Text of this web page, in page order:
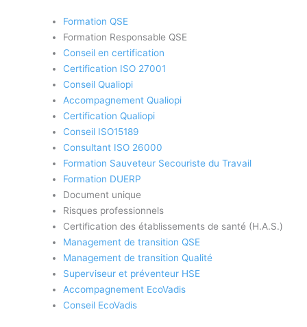
Formation QSE
Formation Responsable QSE
Conseil en certification
Certification ISO 27001
Conseil Qualiopi
Accompagnement Qualiopi
Certification Qualiopi
Conseil ISO15189
Consultant ISO 26000
Formation Sauveteur Secouriste du Travail
Formation DUERP
Document unique
Risques professionnels
Certification des établissements de santé (H.A.S.)
Management de transition QSE
Management de transition Qualité
Superviseur et préventeur HSE
Accompagnement EcoVadis
Conseil EcoVadis